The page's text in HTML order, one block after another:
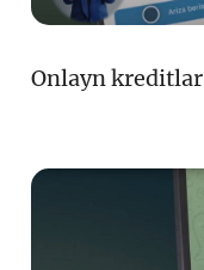
Onlayn kreditlar